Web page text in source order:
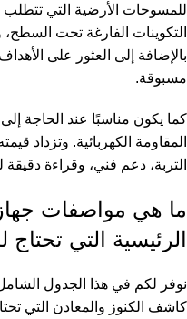
للمسوحات الأرضية التي تتطلب
التكوينات الفارغة تحت
بالإضافة إلى العثور على
مسبوقة.
كما يكون مناسبًا عند الحاجة
المقاومة الكهربائية. وتزداد
التربة، دعم فني، وقراءة دقيقة
الرئيسية التي تحتاج
كاشف الكنوز والمعادن التي